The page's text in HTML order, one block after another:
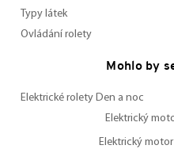
Typy látek
Ovládání rolety
Mohlo by
Elektrické rolety Den a noc
Elektrický
Elektrický